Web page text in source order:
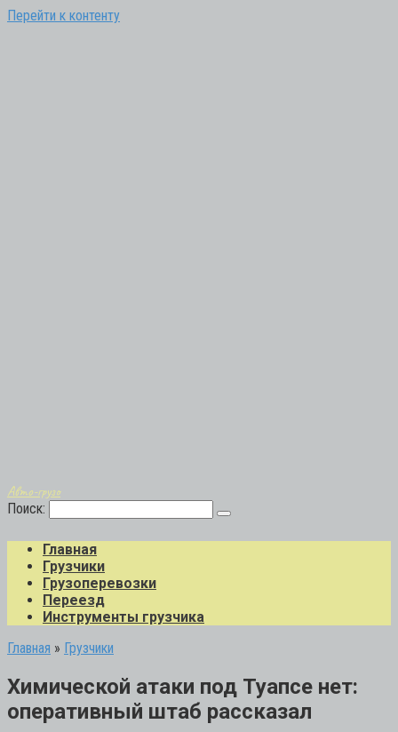
Перейти к контенту
Авто-грузо
Поиск:
Главная
Грузчики
Грузоперевозки
Переезд
Инструменты грузчика
Главная » Грузчики
Химической атаки под Туапсе нет:
оперативный штаб рассказал